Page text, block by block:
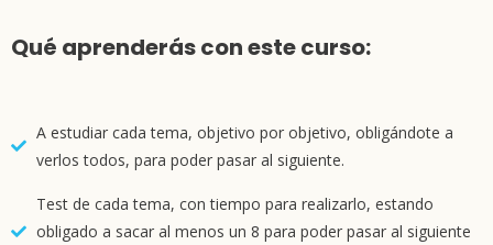
Qué aprenderás con este curso:
A estudiar cada tema, objetivo por objetivo, obligándote a
verlos todos, para poder pasar al siguiente.
Test de cada tema, con tiempo para realizarlo, estando
obligado a sacar al menos un 8 para poder pasar al siguiente